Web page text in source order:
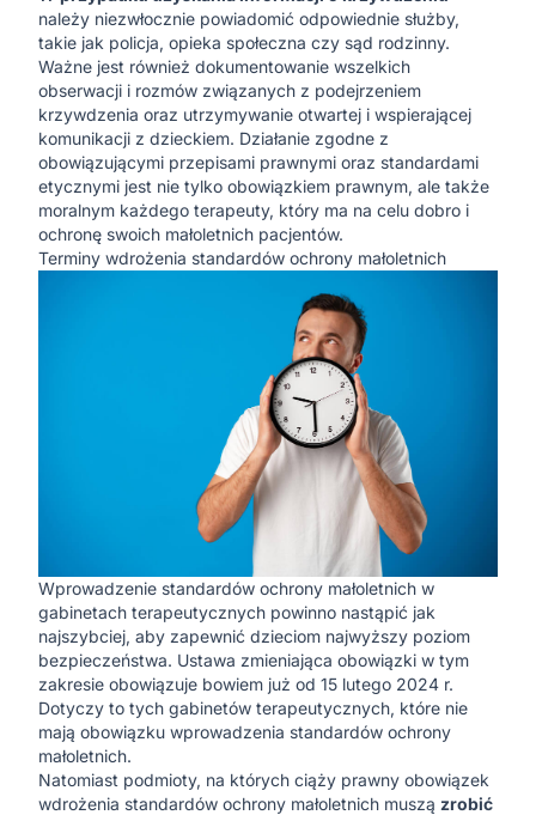
należy niezwłocznie powiadomić odpowiednie służby,
takie jak policja, opieka społeczna czy sąd rodzinny.
Ważne jest również dokumentowanie wszelkich
obserwacji i rozmów związanych z podejrzeniem
krzywdzenia oraz utrzymywanie otwartej i wspierającej
komunikacji z dzieckiem. Działanie zgodne z
obowiązującymi przepisami prawnymi oraz standardami
etycznymi jest nie tylko obowiązkiem prawnym, ale także
moralnym każdego terapeuty, który ma na celu dobro i
ochronę swoich małoletnich pacjentów.
Terminy wdrożenia standardów ochrony małoletnich
Wprowadzenie standardów ochrony małoletnich w
gabinetach terapeutycznych powinno nastąpić jak
najszybciej, aby zapewnić dzieciom najwyższy poziom
bezpieczeństwa. Ustawa zmieniająca obowiązki w tym
zakresie obowiązuje bowiem już od 15 lutego 2024 r.
Dotyczy to tych gabinetów terapeutycznych, które nie
mają obowiązku wprowadzenia standardów ochrony
małoletnich.
Natomiast podmioty, na których ciąży prawny obowiązek
wdrożenia standardów ochrony małoletnich muszą zrobić